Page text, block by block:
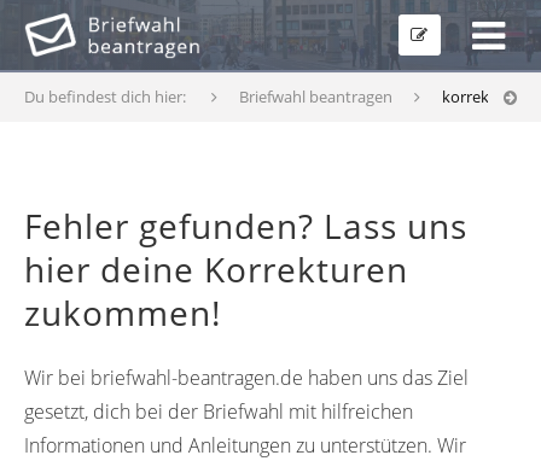
Du befindest dich hier: Briefwahl beantragen
Fehler gefunden? Lass uns
hier deine Korrekturen
zukommen!
Wir bei briefwahl-beantragen.de haben uns das Ziel
gesetzt, dich bei der Briefwahl mit hilfreichen
Informationen und Anleitungen zu unterstützen. Wir